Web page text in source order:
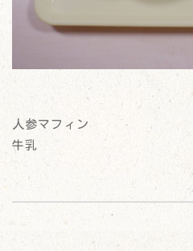
人参マフィン
牛乳